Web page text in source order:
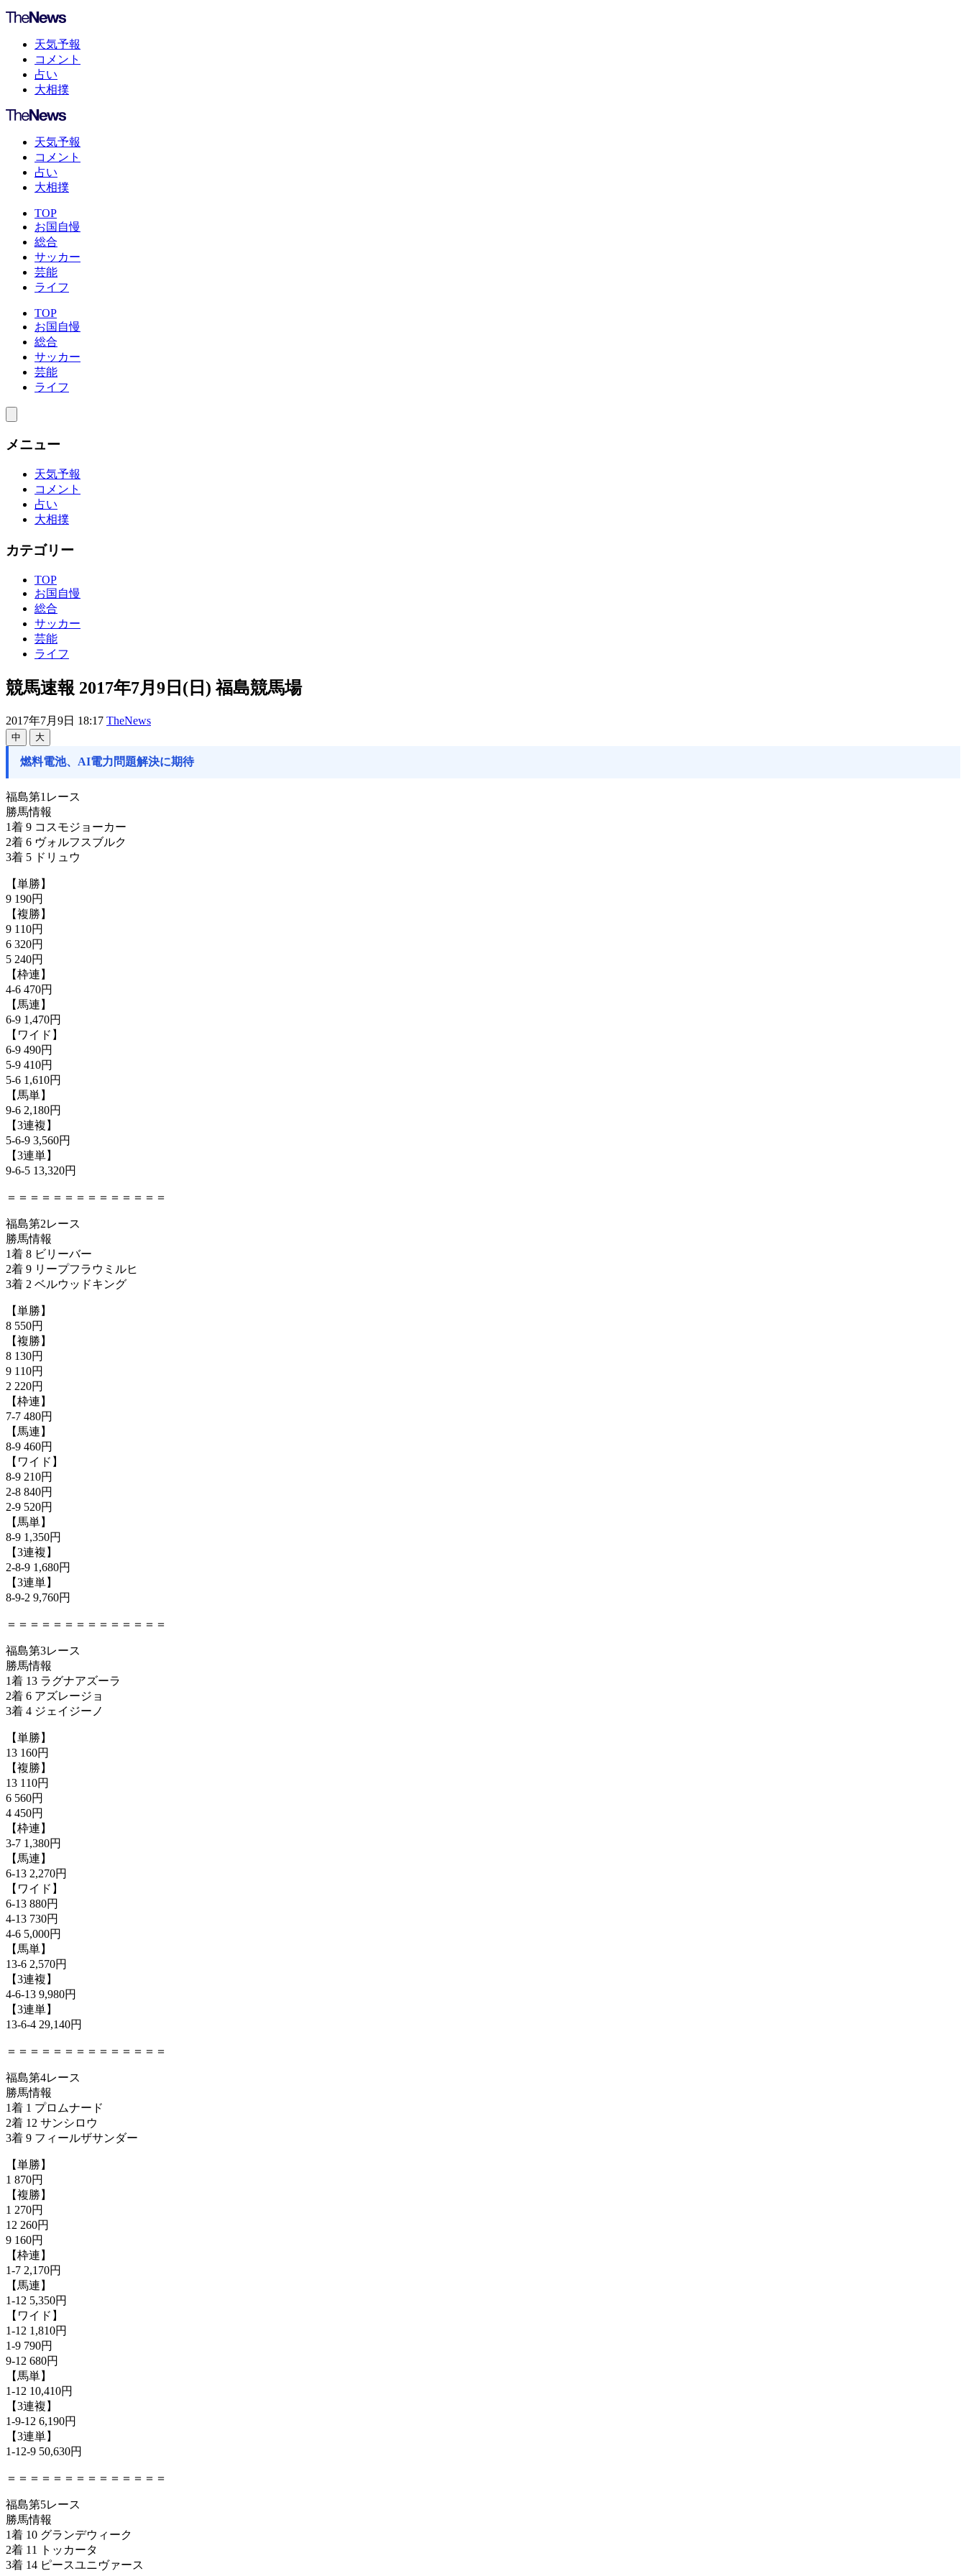
天気予報
コメント
占い
大相撲
天気予報
コメント
占い
大相撲
TOP
お国自慢
総合
サッカー
芸能
ライフ
TOP
お国自慢
総合
サッカー
芸能
ライフ
メニュー
天気予報
コメント
占い
大相撲
カテゴリー
TOP
お国自慢
総合
サッカー
芸能
ライフ
競馬速報 2017年7月9日(日) 福島競馬場
2017年7月9日 18:17 TheNews
中 大
燃料電池、AI電力問題解決に期待
福島第1レース
勝馬情報
1着 9 コスモジョーカー
2着 6 ヴォルフスブルク
3着 5 ドリュウ
【単勝】
9 190円
【複勝】
9 110円
6 320円
5 240円
【枠連】
4-6 470円
【馬連】
6-9 1,470円
【ワイド】
6-9 490円
5-9 410円
5-6 1,610円
【馬単】
9-6 2,180円
【3連複】
5-6-9 3,560円
【3連単】
9-6-5 13,320円
＝＝＝＝＝＝＝＝＝＝＝＝＝＝
福島第2レース
勝馬情報
1着 8 ビリーバー
2着 9 リープフラウミルヒ
3着 2 ベルウッドキング
【単勝】
8 550円
【複勝】
8 130円
9 110円
2 220円
【枠連】
7-7 480円
【馬連】
8-9 460円
【ワイド】
8-9 210円
2-8 840円
2-9 520円
【馬単】
8-9 1,350円
【3連複】
2-8-9 1,680円
【3連単】
8-9-2 9,760円
＝＝＝＝＝＝＝＝＝＝＝＝＝＝
福島第3レース
勝馬情報
1着 13 ラグナアズーラ
2着 6 アズレージョ
3着 4 ジェイジーノ
【単勝】
13 160円
【複勝】
13 110円
6 560円
4 450円
【枠連】
3-7 1,380円
【馬連】
6-13 2,270円
【ワイド】
6-13 880円
4-13 730円
4-6 5,000円
【馬単】
13-6 2,570円
【3連複】
4-6-13 9,980円
【3連単】
13-6-4 29,140円
＝＝＝＝＝＝＝＝＝＝＝＝＝＝
福島第4レース
勝馬情報
1着 1 プロムナード
2着 12 サンシロウ
3着 9 フィールザサンダー
【単勝】
1 870円
【複勝】
1 270円
12 260円
9 160円
【枠連】
1-7 2,170円
【馬連】
1-12 5,350円
【ワイド】
1-12 1,810円
1-9 790円
9-12 680円
【馬単】
1-12 10,410円
【3連複】
1-9-12 6,190円
【3連単】
1-12-9 50,630円
＝＝＝＝＝＝＝＝＝＝＝＝＝＝
福島第5レース
勝馬情報
1着 10 グランデウィーク
2着 11 トッカータ
3着 14 ピースユニヴァース